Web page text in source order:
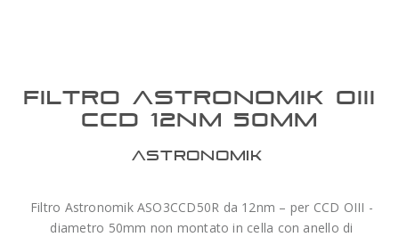
FILTRO ASTRONOMIK OIII
CCD 12NM 50MM
ASTRONOMIK
Filtro Astronomik ASO3CCD50R da 12nm – per CCD OIII -
diametro 50mm non montato in cella con anello di